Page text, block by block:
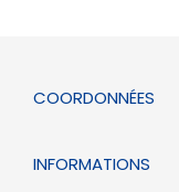
COORDONNÉES
INFORMATIONS